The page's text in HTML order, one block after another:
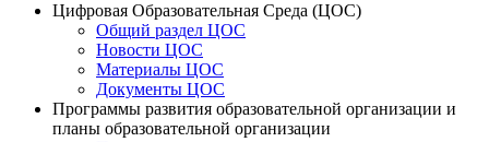
Цифровая Образовательная Среда (ЦОС)
Общий раздел ЦОС
Новости ЦОС
Материалы ЦОС
Документы ЦОС
Программы развития образовательной организации и
планы образовательной организации